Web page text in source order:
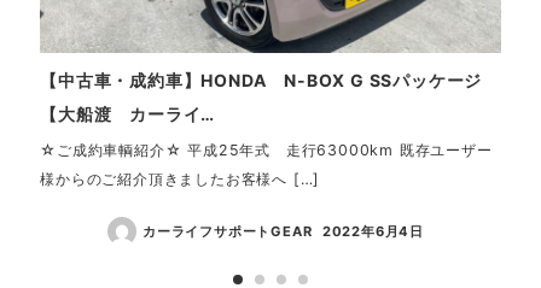
【中古車・成約車】HONDA N-BOX G SSパッケージ
【大船渡 カーライ…
☆ご成約車輌紹介☆ 平成25年式 走行63000km 既存ユーザー
様からのご紹介頂きましたお客様へ […]
カーライフサポートGEAR 2022年6月4日